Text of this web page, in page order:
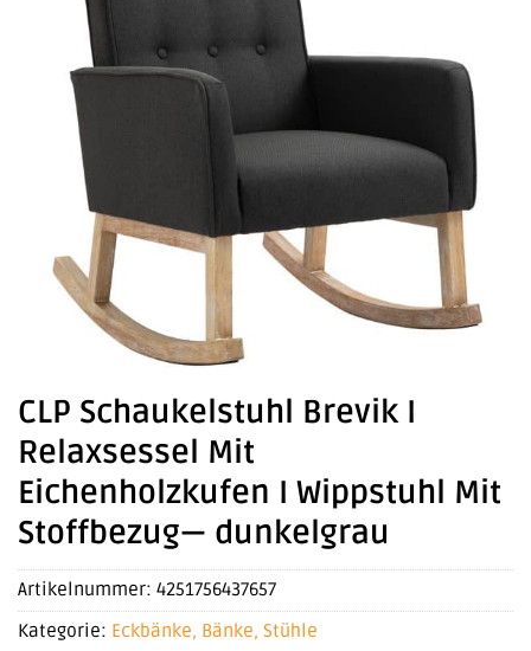
CLP Schaukelstuhl Brevik I
Relaxsessel Mit
Eichenholzkufen I Wippstuhl Mit
Stoffbezug— dunkelgrau
Artikelnummer: 4251756437657
Kategorie: Eckbänke, Bänke, Stühle